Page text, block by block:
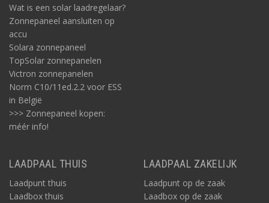
MASTERVOLT ECO DUTY SET
Omvormer AC Master
Zekering ANL 40A
Stekker adapter C14 naar Schuko
MASTERVOLT LIGHT DUTY SET
Omvormer AC Master
Zekeringhouder ANL
MAC Plus DC lader 12V/12V 50A
Zekeringhouder MAXI 30-80A
Zekering 60A MAXI
Wat is een solar laadregelaar?
Zonnepaneel aansluiten op
accu
Solara zonnepaneel
TopSolar zonnepanelen
Victron zonnepanelen
Norm C10/11ed.2.2 voor ESS
in België
>>> Zonnepaneel kopen:
méér info!
LAADPAAL THUIS
Laadpunt thuis
Laadbox thuis
LAADPAAL ZAKELIJK
Laadpunt op de zaak
Laadbox op de zaak